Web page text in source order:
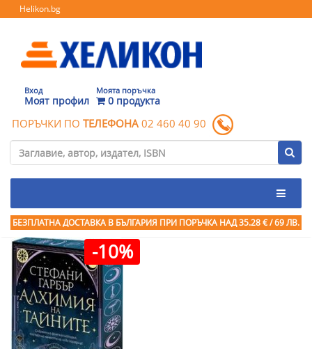
Helikon.bg
Вход
Моят профил
Моята поръчка
0 продукта
ПОРЪЧКИ ПО ТЕЛЕФОНА 02 460 40 90
БЕЗПЛАТНА ДОСТАВКА В БЪЛГАРИЯ ПРИ ПОРЪЧКА НАД 35.28 € / 69 ЛВ.
-10%